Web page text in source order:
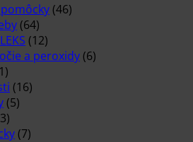
(46)
(64)
(12)
a peroxidy (6)
(16)
(5)
(7)